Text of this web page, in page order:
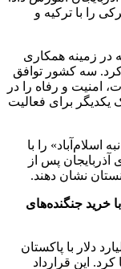
را با ترکیه و
در زمینه همکاری
کرد. سه کشور توافق
امنیت و رفاه را در
یکدیگر برای فعالیت
«بیانیه سه‌جانبه اسلام‌آباد» را با
آذربایجان پس از
خرید جنگنده‌های
فوریه، قراردادی به ارزش ۱٫۶ میلیارد دلار با پاکستان
جی‌اف-۱۷ بلاک ۳ امضا کرد. این قرارداد